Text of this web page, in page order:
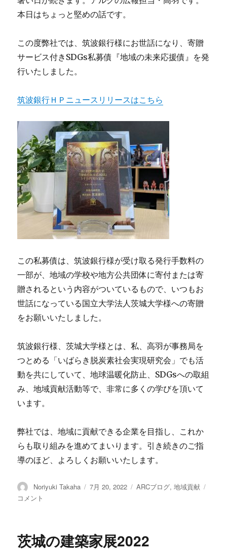
始
本日はちょっと堅めの話です。
この度弊社では、筑波銀行様にお世話になり、寄贈
サービス付きSDGs私募債『地域の未来応援債』を発
行いたしました。
筑波銀行ＨＰニュースリリースはこちら
この私募債は、筑波銀行様が受け取る発行手数料の
一部が、地域の学校や地方公共団体に寄付または寄
贈されるという内容がついているもので、いつもお
世話になっている国立大学法人茨城大学様への寄贈
をお願いいたしました。
筑波銀行様、茨城大学様とは、私、高羽が事務局を
つとめる「いばらき脱炭素社会実現研究会」でも活
動を共にしていて、地球温暖化防止、SDGsへの取組
み、地域貢献活動等で、非常に多くの学びを頂いて
います。
弊社では、地域に貢献できる企業を目指し、これか
らも取り組みを進めてまいります。引き続きのご指
導のほど、よろしくお願いいたします。
投
稿
Noriyuki Takaha
投
7月 20, 2022
カ
ARCブログ,地域貢献
コメント
茨城の建築家展2022